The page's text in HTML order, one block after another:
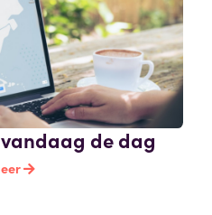
de dag